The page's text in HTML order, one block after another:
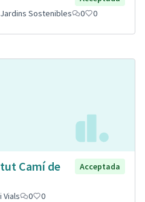
Sostenibles 0 0
Camí de
Acceptada
Vials 0 0